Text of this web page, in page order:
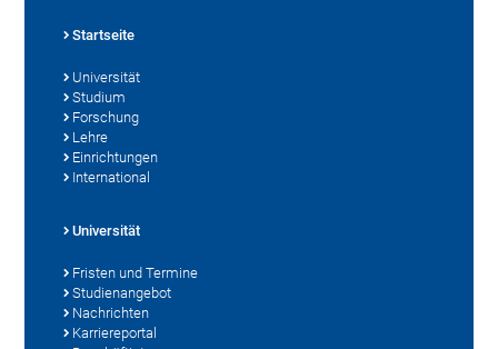
Startseite
Universität
Studium
Forschung
Lehre
Einrichtungen
International
Universität
Fristen und Termine
Studienangebot
Nachrichten
Karriereportal